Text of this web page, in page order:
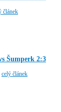
článek
Šumperk 2:3
celý článek